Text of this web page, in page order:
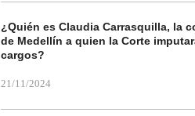
¿Quién es Claudia Carrasquilla, la
de Medellín a quien la Corte
cargos?
21/11/2024